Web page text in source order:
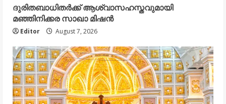
ദുരിതബാധിതർക്ക് ആശ്വാസഹസ്തവുമായി
മഞ്ഞിനിക്കര സാഖാ മിഷൻ
Editor August 7, 2026